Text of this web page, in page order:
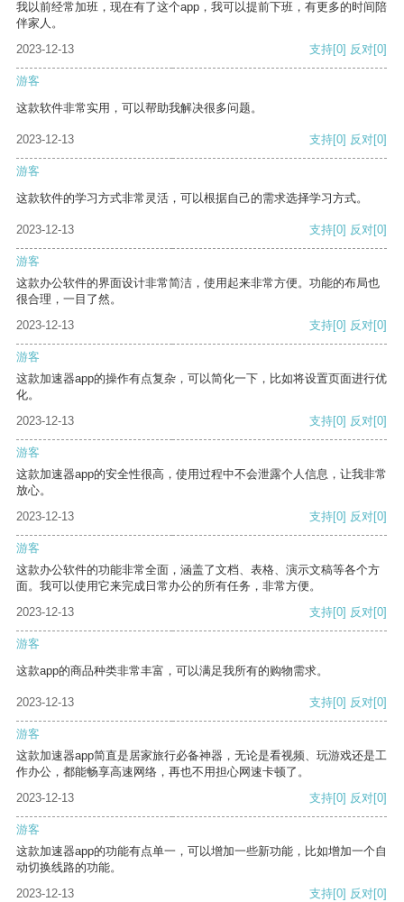
我以前经常加班，现在有了这个app，我可以提前下班，有更多的时间陪
伴家人。
2023-12-13
支持[0] 反对[0]
游客
这款软件非常实用，可以帮助我解决很多问题。
2023-12-13 支持[0] 反对[0]
游客
这款软件的学习方式非常灵活，可以根据自己的需求选择学习方式。
2023-12-13 支持[0] 反对[0]
游客
这款办公软件的界面设计非常简洁，使用起来非常方便。功能的布局也
很合理，一目了然。
2023-12-13
支持[0] 反对[0]
游客
这款加速器app的操作有点复杂，可以简化一下，比如将设置页面进行优
化。
2023-12-13
支持[0] 反对[0]
游客
这款加速器app的安全性很高，使用过程中不会泄露个人信息，让我非常
放心。
2023-12-13
支持[0] 反对[0]
游客
这款办公软件的功能非常全面，涵盖了文档、表格、演示文稿等各个方
面。我可以使用它来完成日常办公的所有任务，非常方便。
2023-12-13
支持[0] 反对[0]
游客
这款app的商品种类非常丰富，可以满足我所有的购物需求。
2023-12-13 支持[0] 反对[0]
游客
这款加速器app简直是居家旅行必备神器，无论是看视频、玩游戏还是工
作办公，都能畅享高速网络，再也不用担心网速卡顿了。
2023-12-13
支持[0] 反对[0]
游客
这款加速器app的功能有点单一，可以增加一些新功能，比如增加一个自
动切换线路的功能。
2023-12-13
支持[0] 反对[0]